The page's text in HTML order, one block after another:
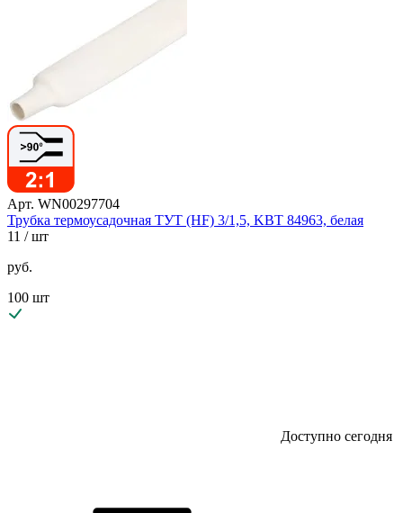
Арт. WN00297704
Трубка термоусадочная ТУТ (HF) 3/1,5, KBT 84963, белая
11 / шт
руб.
100 шт
Доступно сегодня